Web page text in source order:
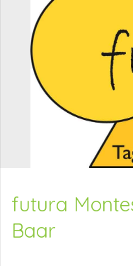
futura
Baar